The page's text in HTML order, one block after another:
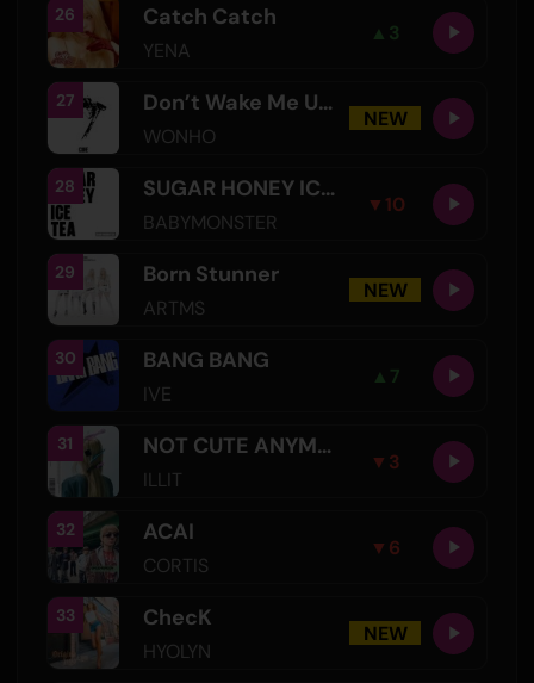
26 Catch Catch
YENA
▲ 3
27 Don’t Wake Me Up!
WONHO
NEW
28 SUGAR HONEY ICE TEA
BABYMONSTER
▼ 10
29 Born Stunner
ARTMS
NEW
30 BANG BANG
IVE
▲ 7
31 NOT CUTE ANYMORE
ILLIT
▼ 3
32 ACAI
CORTIS
▼ 6
33 ChecK
HYOLYN
NEW